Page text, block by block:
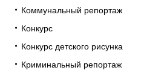
Коммунальный репортаж
Конкурс
Конкурс детского рисунка
Криминальный репортаж